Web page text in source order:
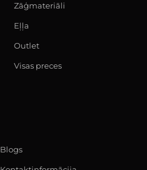
Zāģmateriāli
Eļļa
Outlet
Visas preces
Blogs